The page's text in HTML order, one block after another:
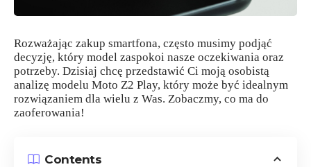
Rozważając zakup smartfona, często musimy podjąć
decyzję, który model zaspokoi nasze oczekiwania oraz
potrzeby. Dzisiaj chcę przedstawić Ci moją osobistą
analizę modelu Moto Z2 Play, który może być idealnym
rozwiązaniem dla wielu z Was. Zobaczmy, co ma do
zaoferowania!
Contents